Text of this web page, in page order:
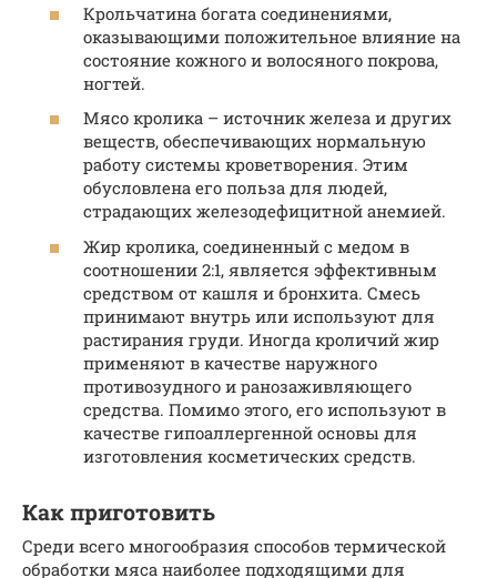
Крольчатина богата соединениями,
оказывающими положительное влияние на
состояние кожного и волосяного покрова,
ногтей.
Мясо кролика – источник железа и других
веществ, обеспечивающих нормальную
работу системы кроветворения. Этим
обусловлена его польза для людей,
страдающих железодефицитной анемией.
Жир кролика, соединенный с медом в
соотношении 2:1, является эффективным
средством от кашля и бронхита. Смесь
принимают внутрь или используют для
растирания груди. Иногда кроличий жир
применяют в качестве наружного
противозудного и ранозаживляющего
средства. Помимо этого, его используют в
качестве гипоаллергенной основы для
изготовления косметических средств.
Как приготовить
Среди всего многообразия способов термической
обработки мяса наиболее подходящими для